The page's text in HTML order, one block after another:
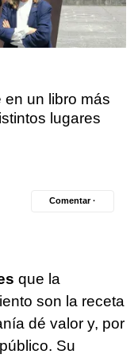
un libro más
lugares
Comentar ·
que la
son la receta
dé valor y, por
Su